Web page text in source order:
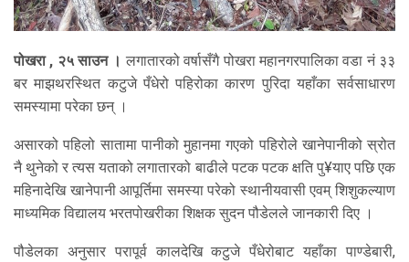
पोखरा , २५ साउन । लगातारको वर्षासँगै पोखरा महानगरपालिका वडा नं ३३
बर माझथरस्थित कटुजे पँधेरो पहिरोका कारण पुरिदा यहाँका सर्वसाधारण
समस्यामा परेका छन् ।
असारको पहिलो सातामा पानीको मुहानमा गएको पहिरोले खानेपानीको स्रोत
नै थुनेको र त्यस यताको लगातारको बाढीले पटक पटक क्षति पु¥याए पछि एक
महिनादेखि खानेपानी आपूर्तिमा समस्या परेको स्थानीयवासी एवम् शिशुकल्याण
माध्यमिक विद्यालय भरतपोखरीका शिक्षक सुदन पौडेलले जानकारी दिए ।
पौडेलका अनुसार परापूर्व कालदेखि कटुजे पँधेरोबाट यहाँका पाण्डेबारी,